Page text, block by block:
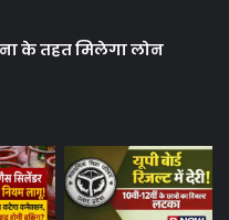
के तहत मिलेगा लोन